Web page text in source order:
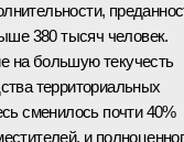
380 тысяч человек.
на большую текучесть
территориальных
сменилось почти 40%
и